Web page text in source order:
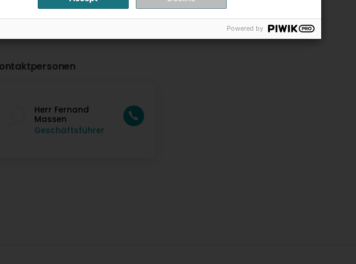
Herr Fernand
Massen
Geschäftsführer
Powered by